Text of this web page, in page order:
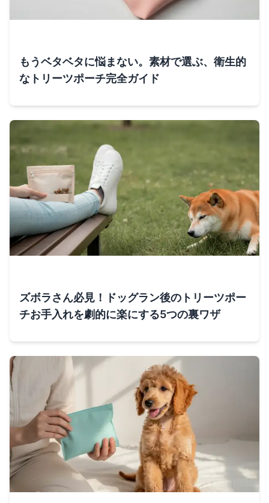
もうベタベタに悩まない。素材で選ぶ、衛生的
なトリーツポーチ完全ガイド
ズボラさん必見！ドッグラン後のトリーツポー
チお手入れを劇的に楽にする5つの裏ワザ